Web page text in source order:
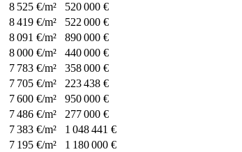
8 525 €/m²
520 000 €
8 419 €/m²
522 000 €
8 091 €/m²
890 000 €
8 000 €/m²
440 000 €
7 783 €/m²
358 000 €
7 705 €/m²
223 438 €
7 600 €/m²
950 000 €
7 486 €/m²
277 000 €
7 383 €/m²
1 048 441 €
7 195 €/m²
1 180 000 €